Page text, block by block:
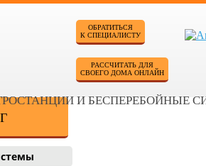
ОБРАТИТЬСЯ
К СПЕЦИАЛИСТУ
РАССЧИТАТЬ ДЛЯ
СВОЕГО ДОМА ОНЛАЙН
И БЕСПЕРЕБОЙНЫЕ